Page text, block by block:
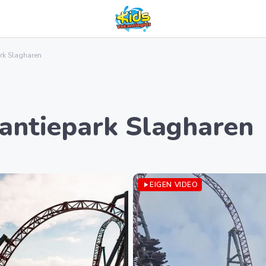
Slagharen
Slagharen
play_arrowEIGEN VIDEO